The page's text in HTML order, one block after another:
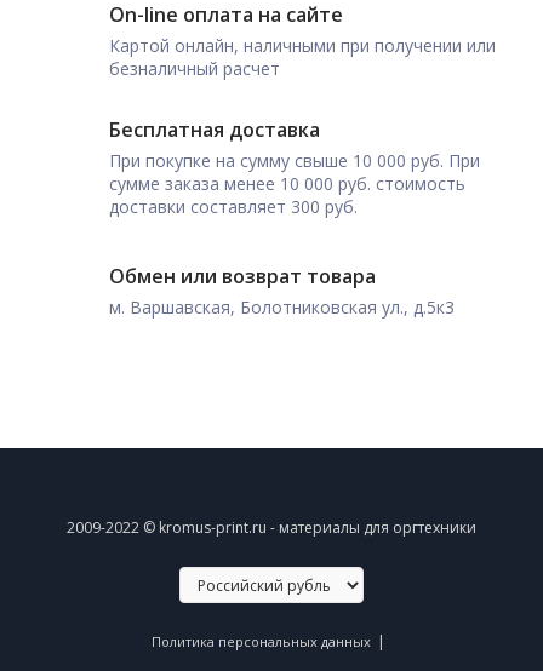
On-line оплата на сайте
Картой онлайн, наличными при получении или
безналичный расчет
Бесплатная доставка
При покупке на сумму свыше 10 000 руб. При
сумме заказа менее 10 000 руб. стоимость
доставки составляет 300 руб.
Обмен или возврат товара
м. Варшавская, Болотниковская ул., д.5к3
2009-2022 © kromus-print.ru - материалы для оргтехники
Политика персональных данных |